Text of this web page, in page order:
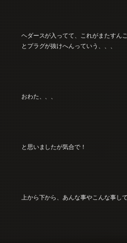
ヘダースが入ってて、これがまたすん
とプラグが抜けへんっていう、、、
おわた、、、
と思いましたが気合で！
上から下から、あんな事やこんな事し